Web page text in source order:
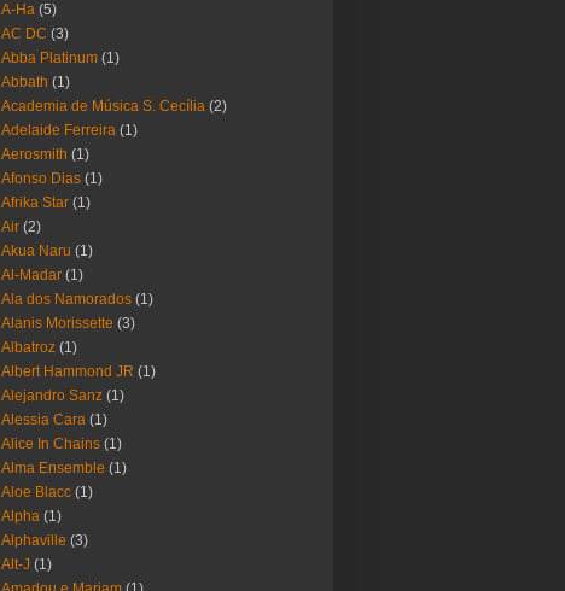
A-Ha (5)
AC DC (3)
Abba Platinum (1)
Abbath (1)
Academia de Música S. Cecília (2)
Adelaide Ferreira (1)
Aerosmith (1)
Afonso Dias (1)
Afrika Star (1)
Air (2)
Akua Naru (1)
Al-Madar (1)
Ala dos Namorados (1)
Alanis Morissette (3)
Albatroz (1)
Albert Hammond JR (1)
Alejandro Sanz (1)
Alessia Cara (1)
Alice In Chains (1)
Alma Ensemble (1)
Aloe Blacc (1)
Alpha (1)
Alphaville (3)
Alt-J (1)